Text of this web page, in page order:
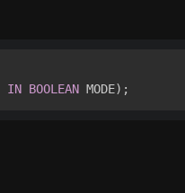
IN BOOLEAN